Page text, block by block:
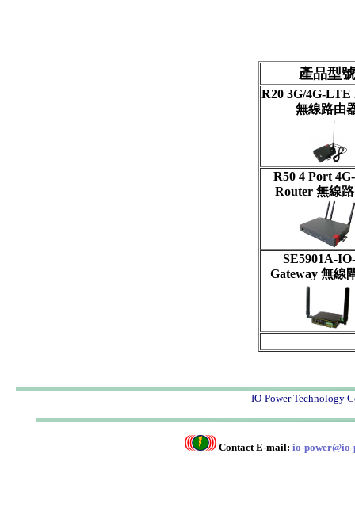
產品型號
R20 3G/4G-LTE
無線路由
R50 4 Port
Router 無線
SE5901A-
Gateway 無線
IO-Power Technology
Contact E-mail: io-